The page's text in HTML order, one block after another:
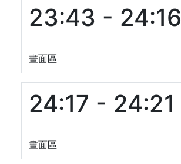
23:43 - 24:16
畫面區
24:17 - 24:21
畫面區